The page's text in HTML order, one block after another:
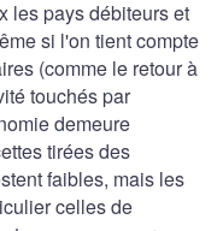
les pays débiteurs et
si l'on tient compte
(comme le retour à
touchés par
demeure
tirées des
faibles, mais les
celles de